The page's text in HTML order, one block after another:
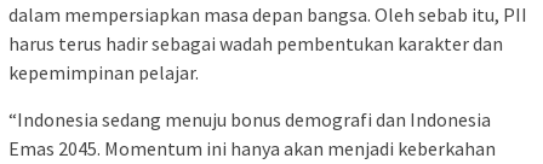
dalam mempersiapkan masa depan bangsa. Oleh sebab itu, PII
harus terus hadir sebagai wadah pembentukan karakter dan
kepemimpinan pelajar.
“Indonesia sedang menuju bonus demografi dan Indonesia
Emas 2045. Momentum ini hanya akan menjadi keberkahan